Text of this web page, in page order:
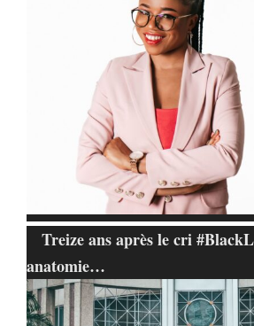
Treize ans après le cri
anatomie…